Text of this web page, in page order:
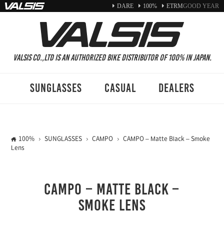
DARE 100% ETRMGOOD YEAR
VALSIS CO.,LTD is an authorized Bike distributor of 100% in Japan.
SUNGLASSES CASUAL DEALERS
100% SUNGLASSES CAMPO
CAMPO – Matte Black – Smoke
Lens
CAMPO – Matte Black –
Smoke Lens